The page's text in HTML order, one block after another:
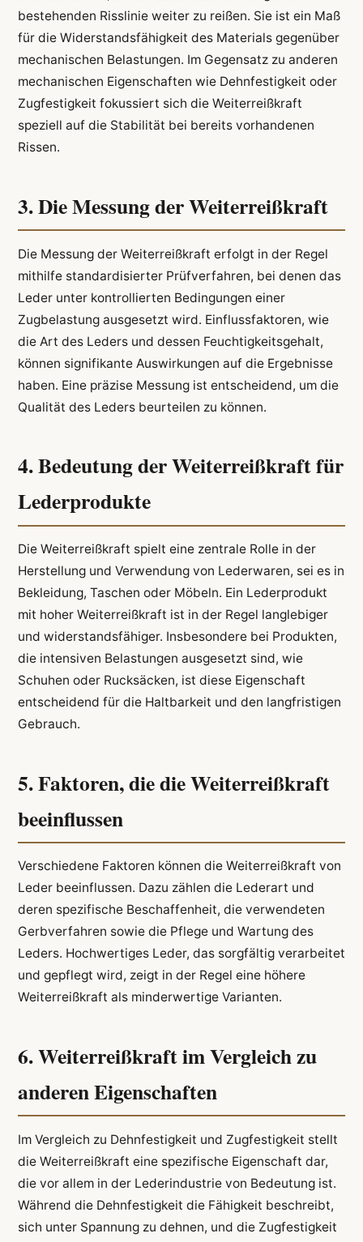
bestehenden Risslinie weiter zu reißen. Sie ist ein Maß
für die Widerstandsfähigkeit des Materials gegenüber
mechanischen Belastungen. Im Gegensatz zu anderen
mechanischen Eigenschaften wie Dehnfestigkeit oder
Zugfestigkeit fokussiert sich die Weiterreißkraft
speziell auf die Stabilität bei bereits vorhandenen
Rissen.
3. Die Messung der Weiterreißkraft
Die Messung der Weiterreißkraft erfolgt in der Regel
mithilfe standardisierter Prüfverfahren, bei denen das
Leder unter kontrollierten Bedingungen einer
Zugbelastung ausgesetzt wird. Einflussfaktoren, wie
die Art des Leders und dessen Feuchtigkeitsgehalt,
können signifikante Auswirkungen auf die Ergebnisse
haben. Eine präzise Messung ist entscheidend, um die
Qualität des Leders beurteilen zu können.
4. Bedeutung der Weiterreißkraft für
Lederprodukte
Die Weiterreißkraft spielt eine zentrale Rolle in der
Herstellung und Verwendung von Lederwaren, sei es in
Bekleidung, Taschen oder Möbeln. Ein Lederprodukt
mit hoher Weiterreißkraft ist in der Regel langlebiger
und widerstandsfähiger. Insbesondere bei Produkten,
die intensiven Belastungen ausgesetzt sind, wie
Schuhen oder Rucksäcken, ist diese Eigenschaft
entscheidend für die Haltbarkeit und den langfristigen
Gebrauch.
5. Faktoren, die die Weiterreißkraft
beeinflussen
Verschiedene Faktoren können die Weiterreißkraft von
Leder beeinflussen. Dazu zählen die Lederart und
deren spezifische Beschaffenheit, die verwendeten
Gerbverfahren sowie die Pflege und Wartung des
Leders. Hochwertiges Leder, das sorgfältig verarbeitet
und gepflegt wird, zeigt in der Regel eine höhere
Weiterreißkraft als minderwertige Varianten.
6. Weiterreißkraft im Vergleich zu
anderen Eigenschaften
Im Vergleich zu Dehnfestigkeit und Zugfestigkeit stellt
die Weiterreißkraft eine spezifische Eigenschaft dar,
die vor allem in der Lederindustrie von Bedeutung ist.
Während die Dehnfestigkeit die Fähigkeit beschreibt,
sich unter Spannung zu dehnen, und die Zugfestigkeit